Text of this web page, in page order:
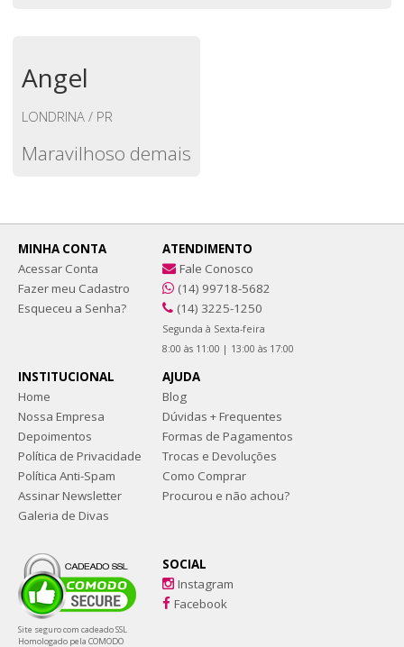
Angel
LONDRINA / PR
Maravilhoso demais
MINHA CONTA
Acessar Conta
Fazer meu Cadastro
Esqueceu a Senha?
ATENDIMENTO
Fale Conosco
(14) 99718-5682
(14) 3225-1250
Segunda à Sexta-feira
8:00 às 11:00 | 13:00 às 17:00
INSTITUCIONAL
Home
Nossa Empresa
Depoimentos
Política de Privacidade
Política Anti-Spam
Assinar Newsletter
Galeria de Divas
AJUDA
Blog
Dúvidas + Frequentes
Formas de Pagamentos
Trocas e Devoluções
Como Comprar
Procurou e não achou?
Site seguro com cadeado SSL
Homologado pela COMODO
SOCIAL
Instagram
Facebook